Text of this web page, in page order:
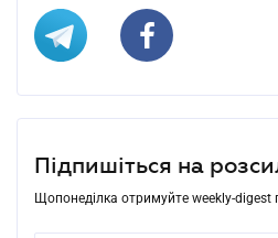
Підпишіться на
Щопонеділка отримуйте weekly-digest